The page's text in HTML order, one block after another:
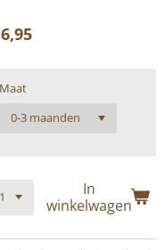
Maat
In
winkelwagen